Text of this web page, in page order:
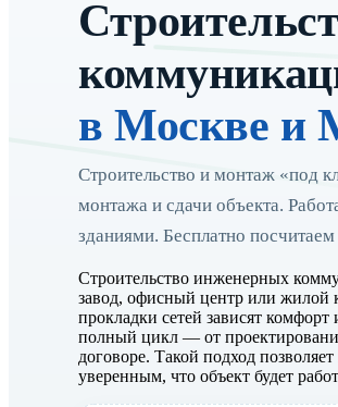
в Москве и
Строительство и монтаж «под
монтажа и сдачи объекта.
зданиями. Бесплатно
Строительство инженерных
завод, офисный центр или жилой
прокладки сетей зависят
полный цикл — от
договоре. Такой подход
уверенным, что объект будет